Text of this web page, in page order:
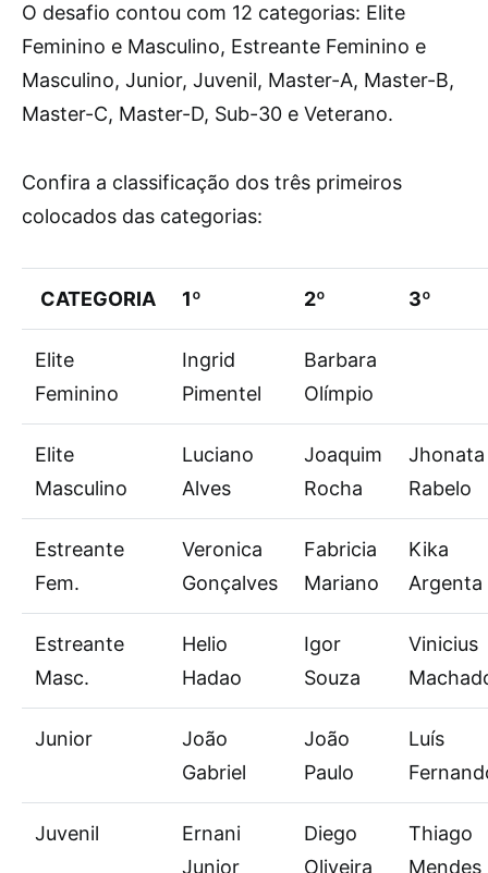
O desafio contou com 12 categorias: Elite
Feminino e Masculino, Estreante Feminino e
Masculino, Junior, Juvenil, Master-A, Master-B,
Master-C, Master-D, Sub-30 e Veterano.
Confira a classificação dos três primeiros
colocados das categorias:
CATEGORIA 1º 2º 3º
Elite
Feminino
Ingrid
Pimentel
Barbara
Olímpio
Elite
Masculino
Luciano
Alves
Joaquim
Rocha
Jhonata
Rabelo
Estreante
Fem.
Veronica
Gonçalves
Fabricia
Mariano
Kika
Argenta
Estreante
Masc.
Helio
Hadao
Igor
Souza
Vinicius
Junior
João
Gabriel
João
Paulo
Luís
Juvenil
Ernani
Junior
Diego
Oliveira
Thiago
Mendes